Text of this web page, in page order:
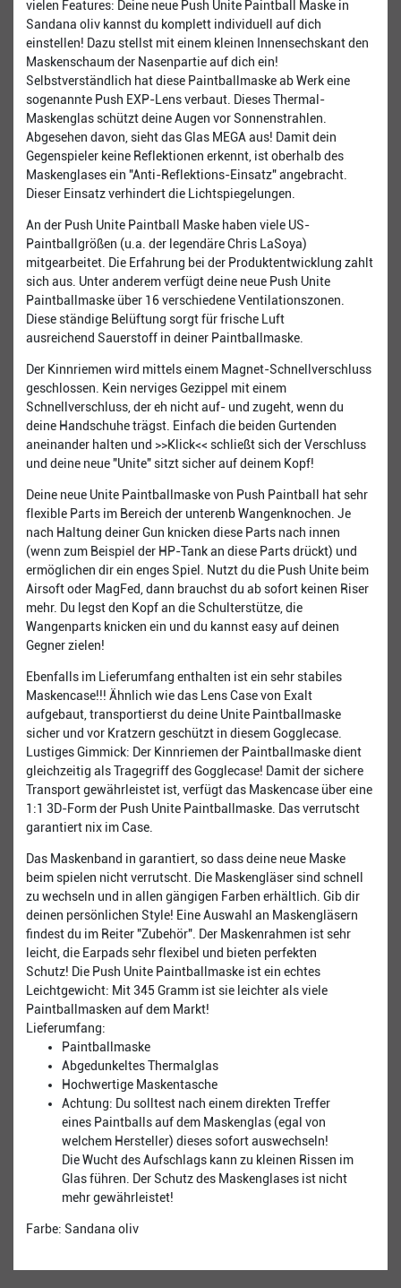
vielen Features: Deine neue Push Unite Paintball Maske in
Sandana oliv kannst du komplett individuell auf dich
einstellen! Dazu stellst mit einem kleinen Innensechskant den
Maskenschaum der Nasenpartie auf dich ein!
Selbstverständlich hat diese Paintballmaske ab Werk eine
sogenannte Push EXP-Lens verbaut. Dieses Thermal-
Maskenglas schützt deine Augen vor Sonnenstrahlen.
Abgesehen davon, sieht das Glas MEGA aus! Damit dein
Gegenspieler keine Reflektionen erkennt, ist oberhalb des
Maskenglases ein "Anti-Reflektions-Einsatz" angebracht.
Dieser Einsatz verhindert die Lichtspiegelungen.
An der Push Unite Paintball Maske haben viele US-
Paintballgrößen (u.a. der legendäre Chris LaSoya)
mitgearbeitet. Die Erfahrung bei der Produktentwicklung zahlt
sich aus. Unter anderem verfügt deine neue Push Unite
Paintballmaske über 16 verschiedene Ventilationszonen.
Diese ständige Belüftung sorgt für frische Luft
ausreichend Sauerstoff in deiner Paintballmaske.
Der Kinnriemen wird mittels einem Magnet-Schnellverschluss
geschlossen. Kein nerviges Gezippel mit einem
Schnellverschluss, der eh nicht auf- und zugeht, wenn du
deine Handschuhe trägst. Einfach die beiden Gurtenden
aneinander halten und >>Klick<< schließt sich der Verschluss
und deine neue "Unite" sitzt sicher auf deinem Kopf!
Deine neue Unite Paintballmaske von Push Paintball hat sehr
flexible Parts im Bereich der unterenb Wangenknochen. Je
nach Haltung deiner Gun knicken diese Parts nach innen
(wenn zum Beispiel der HP-Tank an diese Parts drückt) und
ermöglichen dir ein enges Spiel. Nutzt du die Push Unite beim
Airsoft oder MagFed, dann brauchst du ab sofort keinen Riser
mehr. Du legst den Kopf an die Schulterstütze, die
Wangenparts knicken ein und du kannst easy auf deinen
Gegner zielen!
Ebenfalls im Lieferumfang enthalten ist ein sehr stabiles
Maskencase!!! Ähnlich wie das Lens Case von Exalt
aufgebaut, transportierst du deine Unite Paintballmaske
sicher und vor Kratzern geschützt in diesem Gogglecase.
Lustiges Gimmick: Der Kinnriemen der Paintballmaske dient
gleichzeitig als Tragegriff des Gogglecase! Damit der sichere
Transport gewährleistet ist, verfügt das Maskencase über eine
1:1 3D-Form der Push Unite Paintballmaske. Das verrutscht
garantiert nix im Case.
Das Maskenband in garantiert, so dass deine neue Maske
beim spielen nicht verrutscht. Die Maskengläser sind schnell
zu wechseln und in allen gängigen Farben erhältlich. Gib dir
deinen persönlichen Style! Eine Auswahl an Maskengläsern
findest du im Reiter "Zubehör". Der Maskenrahmen ist sehr
leicht, die Earpads sehr flexibel und bieten perfekten
Schutz! Die Push Unite Paintballmaske ist ein echtes
Leichtgewicht: Mit 345 Gramm ist sie leichter als viele
Paintballmasken auf dem Markt!
Lieferumfang:
Paintballmaske
Abgedunkeltes Thermalglas
Hochwertige Maskentasche
Achtung: Du solltest nach einem direkten Treffer
eines Paintballs auf dem Maskenglas (egal von
welchem Hersteller) dieses sofort auswechseln!
Die Wucht des Aufschlags kann zu kleinen Rissen im
Glas führen. Der Schutz des Maskenglases ist nicht
mehr gewährleistet!
Farbe: Sandana oliv